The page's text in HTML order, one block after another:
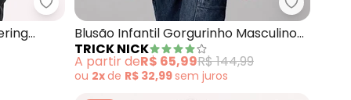
Kyly - Casaco Infantil Menino Lettering (Verde)
Trick
Blusão Infantil Gorgurinho Masculino
(Verde)
TRICK NICK
A partir deR$ 65,99R$ 144,99
ou 2xde R$ 32,99sem juros